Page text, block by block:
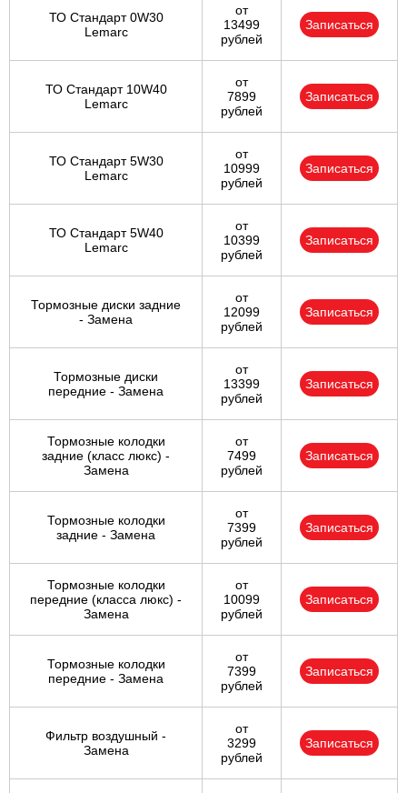
ТО Стандарт 0W30
Lemarc
от
13499
рублей
Записаться
ТО Стандарт 10W40
Lemarc
от
7899
рублей
Записаться
ТО Стандарт 5W30
Lemarc
от
10999
рублей
Записаться
ТО Стандарт 5W40
Lemarc
от
10399
рублей
Записаться
Тормозные диски задние
- Замена
от
12099
рублей
Записаться
Тормозные диски
передние - Замена
от
13399
рублей
Записаться
Тормозные колодки
задние (класс люкс) -
Замена
от
7499
рублей
Записаться
Тормозные колодки
задние - Замена
от
7399
рублей
Записаться
Тормозные колодки
передние (класса люкс) -
Замена
от
10099
рублей
Записаться
Тормозные колодки
передние - Замена
от
7399
рублей
Записаться
Фильтр воздушный -
Замена
от
3299
рублей
Записаться